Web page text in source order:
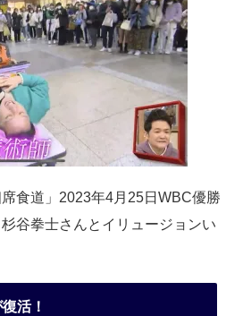
食道」2023年4月25日WBC優勝
谷拳士さんとイリュージョンい
活！